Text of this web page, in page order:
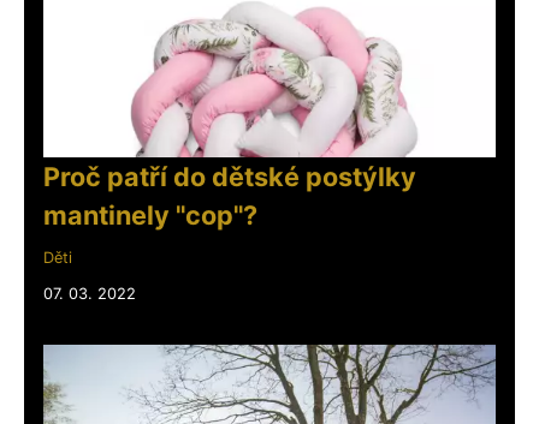
Proč patří do dětské postýlky
mantinely "cop"?
Děti
07. 03. 2022